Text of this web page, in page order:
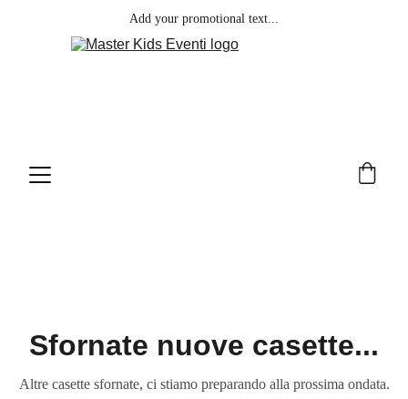
Add your promotional text...
Sfornate nuove casette...
Altre casette sfornate, ci stiamo preparando alla prossima ondata.